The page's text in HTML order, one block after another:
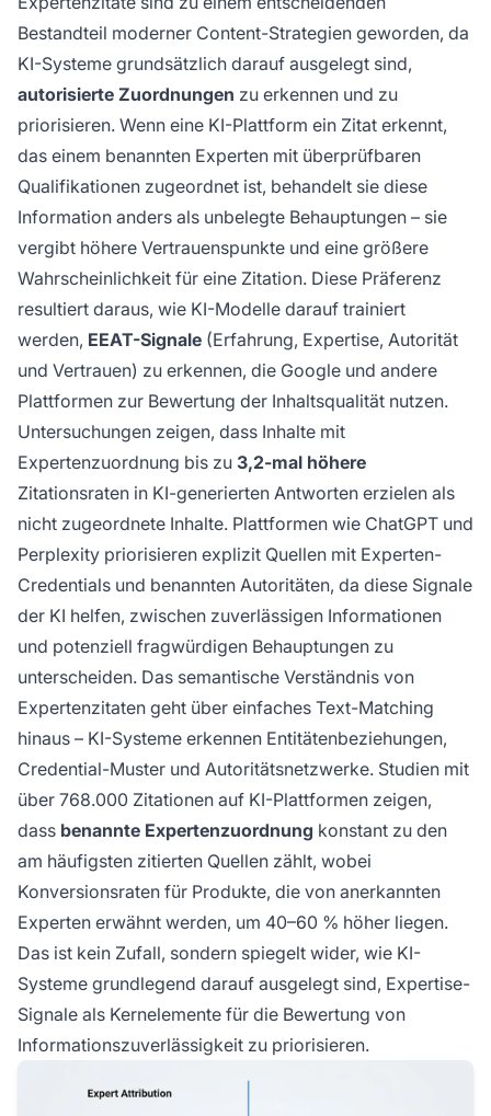
Bestandteil moderner Content-Strategien geworden, da
KI-Systeme grundsätzlich darauf ausgelegt sind,
autorisierte Zuordnungen zu erkennen und zu
priorisieren. Wenn eine KI-Plattform ein Zitat erkennt,
das einem benannten Experten mit überprüfbaren
Qualifikationen zugeordnet ist, behandelt sie diese
Information anders als unbelegte Behauptungen – sie
vergibt höhere Vertrauenspunkte und eine größere
Wahrscheinlichkeit für eine Zitation. Diese Präferenz
resultiert daraus, wie KI-Modelle darauf trainiert
werden, EEAT-Signale (Erfahrung, Expertise, Autorität
und Vertrauen) zu erkennen, die Google und andere
Plattformen zur Bewertung der Inhaltsqualität nutzen.
Untersuchungen zeigen, dass Inhalte mit
Expertenzuordnung bis zu 3,2-mal höhere
Zitationsraten in KI-generierten Antworten erzielen als
nicht zugeordnete Inhalte. Plattformen wie ChatGPT und
Perplexity priorisieren explizit Quellen mit Experten-
Credentials und benannten Autoritäten, da diese Signale
der KI helfen, zwischen zuverlässigen Informationen
und potenziell fragwürdigen Behauptungen zu
unterscheiden. Das semantische Verständnis von
Expertenzitaten geht über einfaches Text-Matching
hinaus – KI-Systeme erkennen Entitätenbeziehungen,
Credential-Muster und Autoritätsnetzwerke. Studien mit
über 768.000 Zitationen auf KI-Plattformen zeigen,
dass benannte Expertenzuordnung konstant zu den
am häufigsten zitierten Quellen zählt, wobei
Konversionsraten für Produkte, die von anerkannten
Experten erwähnt werden, um 40–60 % höher liegen.
Das ist kein Zufall, sondern spiegelt wider, wie KI-
Systeme grundlegend darauf ausgelegt sind, Expertise-
Signale als Kernelemente für die Bewertung von
Informationszuverlässigkeit zu priorisieren.